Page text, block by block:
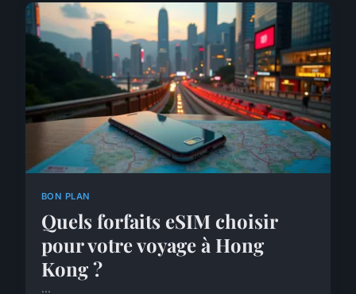
BON PLAN
Quels forfaits eSIM choisir
pour votre voyage à Hong
Kong ?
...